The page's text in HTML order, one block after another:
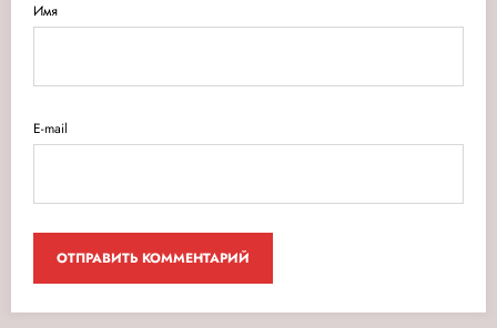
Имя
E-mail